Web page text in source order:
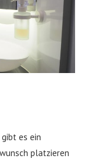
es ein
platzieren